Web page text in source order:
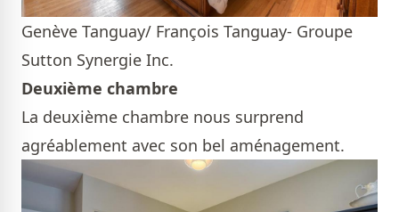
Genève Tanguay/ François Tanguay- Groupe
Sutton Synergie Inc.
Deuxième chambre
La deuxième chambre nous surprend
agréablement avec son bel aménagement.